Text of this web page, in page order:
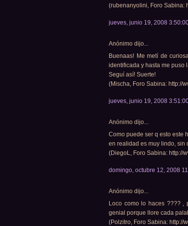
(rubenanyolini, Foro Sabina:
jueves, junio 19, 2008
Anónimo dijo...
Buenaas! Me metí de
identificada y hasta me puso
Seguí así! Suerte!
(Mischa, Foro Sabina: http://
jueves, junio 19, 2008
Anónimo dijo...
Como puede ser q esto este
en realidad es muy lindo, sin
(DiegoL, Foro Sabina: http://
domingo, octubre 12, 2008
Anónimo dijo...
Loco como lo haces ????
genial porque llore cada
(Polzitro, Foro Sabina: http://